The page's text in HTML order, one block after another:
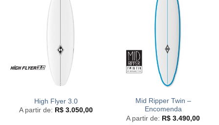
High Flyer 3.0
A partir de: R$ 3.050,00
Mid Ripper Twin –
Encomenda
A partir de: R$ 3.490,00